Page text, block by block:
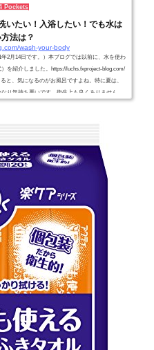
Pockets
いたい！入浴したい！でも水は
法は？
wash-your-body
年2月14日です。）本ブログでは以前に、水を使わ
を紹介しました。https://luchs.fxproject-blog.com/
と、気になるのがお風呂ですよね。特に夏は、
り気持ち悪いです。衛生上も良くありません。